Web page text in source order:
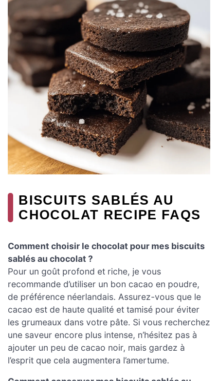
BISCUITS SABLÉS AU
CHOCOLAT RECIPE FAQS
Comment choisir le chocolat pour mes biscuits
sablés au chocolat ?
Pour un goût profond et riche, je vous
recommande d’utiliser un bon cacao en poudre,
de préférence néerlandais. Assurez-vous que le
cacao est de haute qualité et tamisé pour éviter
les grumeaux dans votre pâte. Si vous recherchez
une saveur encore plus intense, n’hésitez pas à
ajouter un peu de cacao noir, mais gardez à
l’esprit que cela augmentera l’amertume.